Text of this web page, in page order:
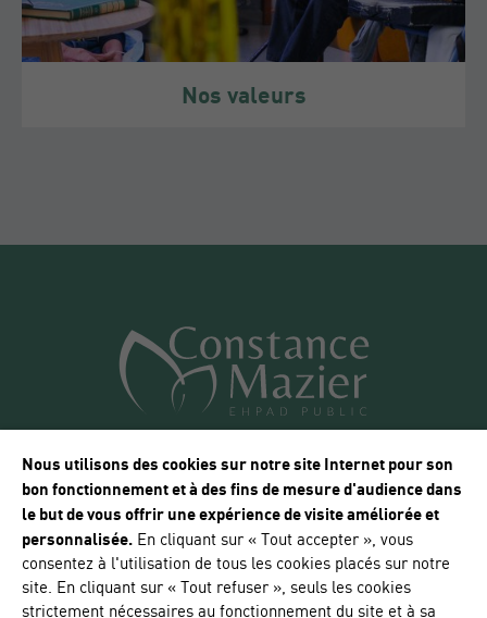
Nos valeurs
4 RUE HEMET
93300 AUBERVILLIERS
TÉL. : 01 53 56 35 35
Nous utilisons des cookies sur notre site Internet pour son
bon fonctionnement et à des fins de mesure d'audience dans
le but de vous offrir une expérience de visite améliorée et
personnalisée. En cliquant sur « Tout accepter », vous
consentez à l'utilisation de tous les cookies placés sur notre
site. En cliquant sur « Tout refuser », seuls les cookies
strictement nécessaires au fonctionnement du site et à sa